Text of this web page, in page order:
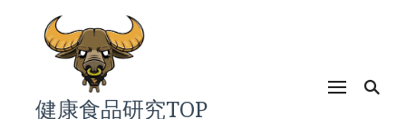
健康食品研究TOP